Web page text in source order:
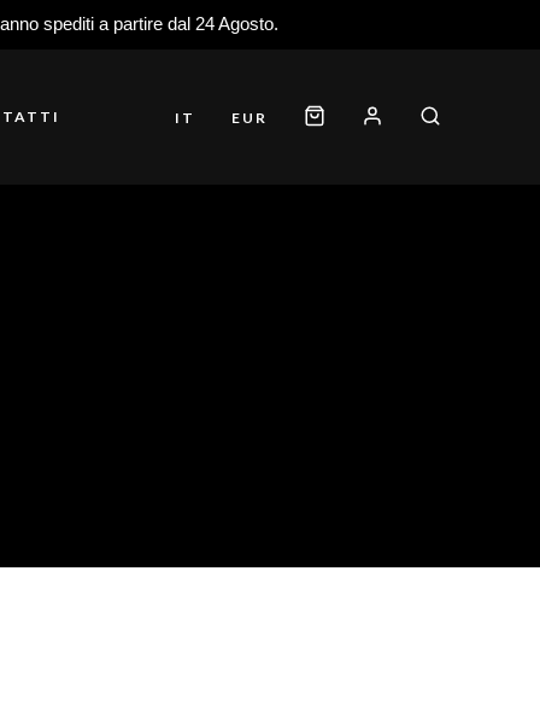
spediti a partire dal 24 Agosto.
IT EUR